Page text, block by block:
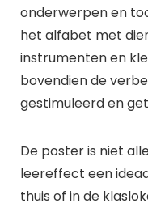
onderwerpen en
het alfabet met
instrumenten en
bovendien de
gestimuleerd en
De poster is niet
leereffect een
thuis of in de